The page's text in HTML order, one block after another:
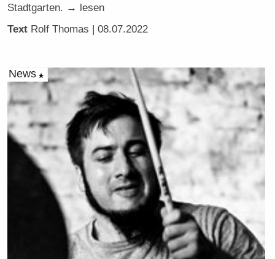
Stadtgarten. → lesen
Text Rolf Thomas | 08.07.2022
News